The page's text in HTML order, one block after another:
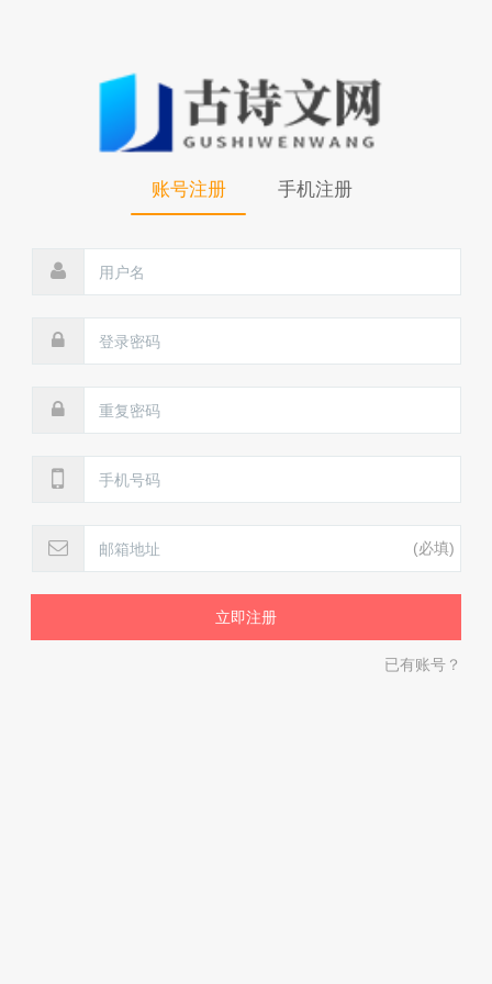
账号注册 手机注册
(必填)
已有账号？